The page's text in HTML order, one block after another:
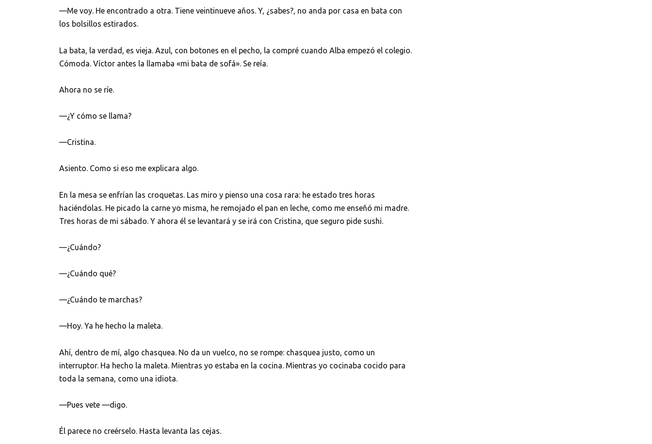
—Me voy. He encontrado a otra. Tiene veintinueve años. Y, ¿sabes?, no anda por casa en bata con
los bolsillos estirados.
La bata, la verdad, es vieja. Azul, con botones en el pecho, la compré cuando Alba empezó el colegio.
Cómoda. Víctor antes la llamaba «mi bata de sofá». Se reía.
Ahora no se ríe.
—¿Y cómo se llama?
—Cristina.
Asiento. Como si eso me explicara algo.
En la mesa se enfrían las croquetas. Las miro y pienso una cosa rara: he estado tres horas
haciéndolas. He picado la carne yo misma, he remojado el pan en leche, como me enseñó mi madre.
Tres horas de mi sábado. Y ahora él se levantará y se irá con Cristina, que seguro pide sushi.
—¿Cuándo?
—¿Cuándo qué?
—¿Cuándo te marchas?
—Hoy. Ya he hecho la maleta.
Ahí, dentro de mí, algo chasquea. No da un vuelco, no se rompe: chasquea justo, como un
interruptor. Ha hecho la maleta. Mientras yo estaba en la cocina. Mientras yo cocinaba cocido para
toda la semana, como una idiota.
—Pues vete —digo.
Él parece no creérselo. Hasta levanta las cejas.